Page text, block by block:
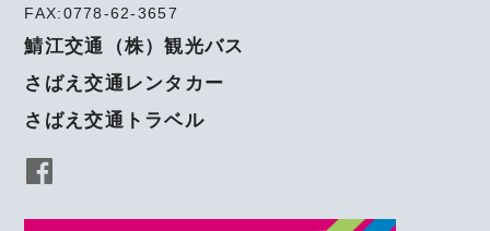
FAX:0778-62-3657
鯖江交通（株）観光バス
さばえ交通レンタカー
さばえ交通トラベル